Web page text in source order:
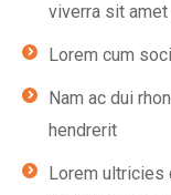
viverra sit amet
Lorem cum
Nam ac dui
hendrerit
Lorem ultricies